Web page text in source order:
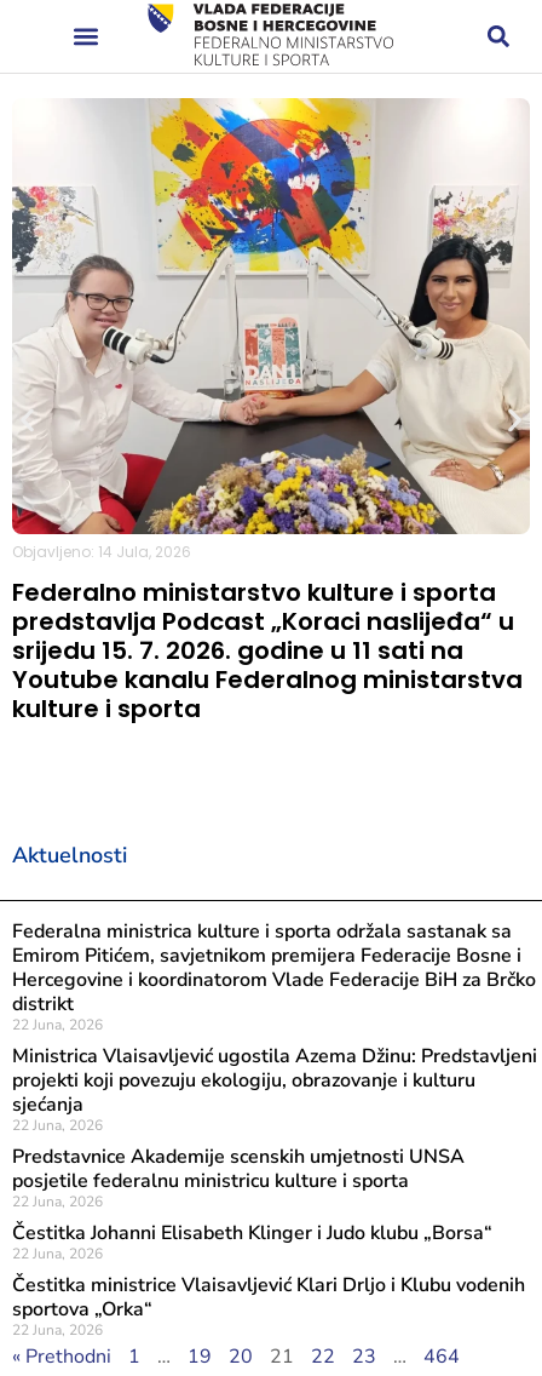
Objavljeno: 14 Jula, 2026
Federalno ministarstvo kulture i sporta
predstavlja Podcast „Koraci naslijeđa“ u
srijedu 15. 7. 2026. godine u 11 sati na
Youtube kanalu Federalnog ministarstva
kulture i sporta
Aktuelnosti
Federalna ministrica kulture i sporta održala sastanak sa
Emirom Pitićem, savjetnikom premijera Federacije Bosne i
Hercegovine i koordinatorom Vlade Federacije BiH za Brčko
distrikt
22 Juna, 2026
Ministrica Vlaisavljević ugostila Azema Džinu: Predstavljeni
projekti koji povezuju ekologiju, obrazovanje i kulturu
sjećanja
22 Juna, 2026
Predstavnice Akademije scenskih umjetnosti UNSA
posjetile federalnu ministricu kulture i sporta
22 Juna, 2026
Čestitka Johanni Elisabeth Klinger i Judo klubu „Borsa“
22 Juna, 2026
Čestitka ministrice Vlaisavljević Klari Drljo i Klubu vodenih
sportova „Orka“
22 Juna, 2026
« Prethodni 1 … 19 20 21 22 23 …
464